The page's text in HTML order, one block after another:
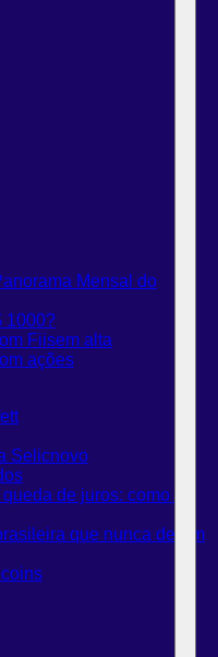
Mensal do
1000?
Fiisem alta
ações
Selicnovo
de juros: como se
que nunca deram